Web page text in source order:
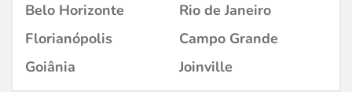
Belo Horizonte
Rio de Janeiro
Florianópolis
Campo Grande
Goiânia
Joinville